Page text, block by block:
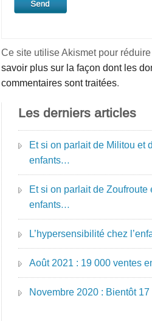
Ce site utilise Akismet pour
savoir plus sur la façon dont les
commentaires sont traitées.
Les derniers articles
Et si on parlait de Militou et
enfants…
Et si on parlait de Zoufroute
enfants…
L’hypersensibilité chez
Août 2021 : 19 000 ventes
Novembre 2020 : Bientôt